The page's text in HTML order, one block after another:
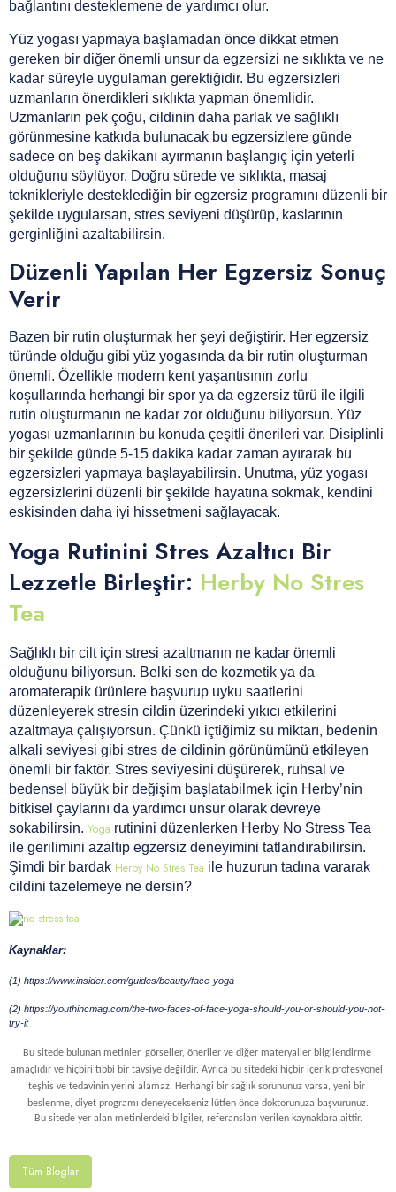
bağlantını desteklemene de yardımcı olur.
Yüz yogası yapmaya başlamadan önce dikkat etmen
gereken bir diğer önemli unsur da egzersizi ne sıklıkta ve ne
kadar süreyle uygulaman gerektiğidir. Bu egzersizleri
uzmanların önerdikleri sıklıkta yapman önemlidir.
Uzmanların pek çoğu, cildinin daha parlak ve sağlıklı
görünmesine katkıda bulunacak bu egzersizlere günde
sadece on beş dakikanı ayırmanın başlangıç için yeterli
olduğunu söylüyor. Doğru sürede ve sıklıkta, masaj
teknikleriyle desteklediğin bir egzersiz programını düzenli bir
şekilde uygularsan, stres seviyeni düşürüp, kaslarının
gerginliğini azaltabilirsin.
Düzenli Yapılan Her Egzersiz Sonuç
Verir
Bazen bir rutin oluşturmak her şeyi değiştirir. Her egzersiz
türünde olduğu gibi yüz yogasında da bir rutin oluşturman
önemli. Özellikle modern kent yaşantısının zorlu
koşullarında herhangi bir spor ya da egzersiz türü ile ilgili
rutin oluşturmanın ne kadar zor olduğunu biliyorsun. Yüz
yogası uzmanlarının bu konuda çeşitli önerileri var. Disiplinli
bir şekilde günde 5-15 dakika kadar zaman ayırarak bu
egzersizleri yapmaya başlayabilirsin. Unutma, yüz yogası
egzersizlerini düzenli bir şekilde hayatına sokmak, kendini
eskisinden daha iyi hissetmeni sağlayacak.
Yoga Rutinini Stres Azaltıcı Bir
Lezzetle Birleştir: Herby No Stres
Tea
Sağlıklı bir cilt için stresi azaltmanın ne kadar önemli
olduğunu biliyorsun. Belki sen de kozmetik ya da
aromaterapik ürünlere başvurup uyku saatlerini
düzenleyerek stresin cildin üzerindeki yıkıcı etkilerini
azaltmaya çalışıyorsun. Çünkü içtiğimiz su miktarı, bedenin
alkali seviyesi gibi stres de cildinin görünümünü etkileyen
önemli bir faktör. Stres seviyesini düşürerek, ruhsal ve
bedensel büyük bir değişim başlatabilmek için Herby’nin
bitkisel çaylarını da yardımcı unsur olarak devreye
sokabilirsin. Yoga rutinini düzenlerken Herby No Stress Tea
ile gerilimini azaltıp egzersiz deneyimini tatlandırabilirsin.
Şimdi bir bardak Herby No Stres Tea ile huzurun tadına vararak
cildini tazelemeye ne dersin?
Kaynaklar:
(1) https://www.insider.com/guides/beauty/face-yoga
(2) https://youthincmag.com/the-two-faces-of-face-yoga-should-you-or-should-you-not-
try-it
Bu sitede bulunan metinler, görseller, öneriler ve diğer materyaller bilgilendirme
amaçlıdır ve hiçbiri tıbbi bir tavsiye değildir. Ayrıca bu sitedeki hiçbir içerik profesyonel
teşhis ve tedavinin yerini alamaz. Herhangi bir sağlık sorununuz varsa, yeni bir
beslenme, diyet programı deneyecekseniz lütfen önce doktorunuza başvurunuz.
Bu sitede yer alan metinlerdeki bilgiler, referansları verilen kaynaklara aittir.
Tüm Bloglar